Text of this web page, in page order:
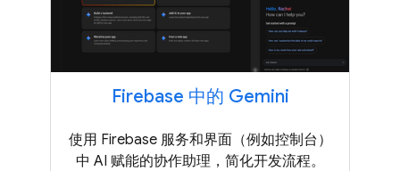
Firebase 中的 Gemini
使用 Firebase 服务和界面（例如控制台）
中 AI 赋能的协作助理，简化开发流程。